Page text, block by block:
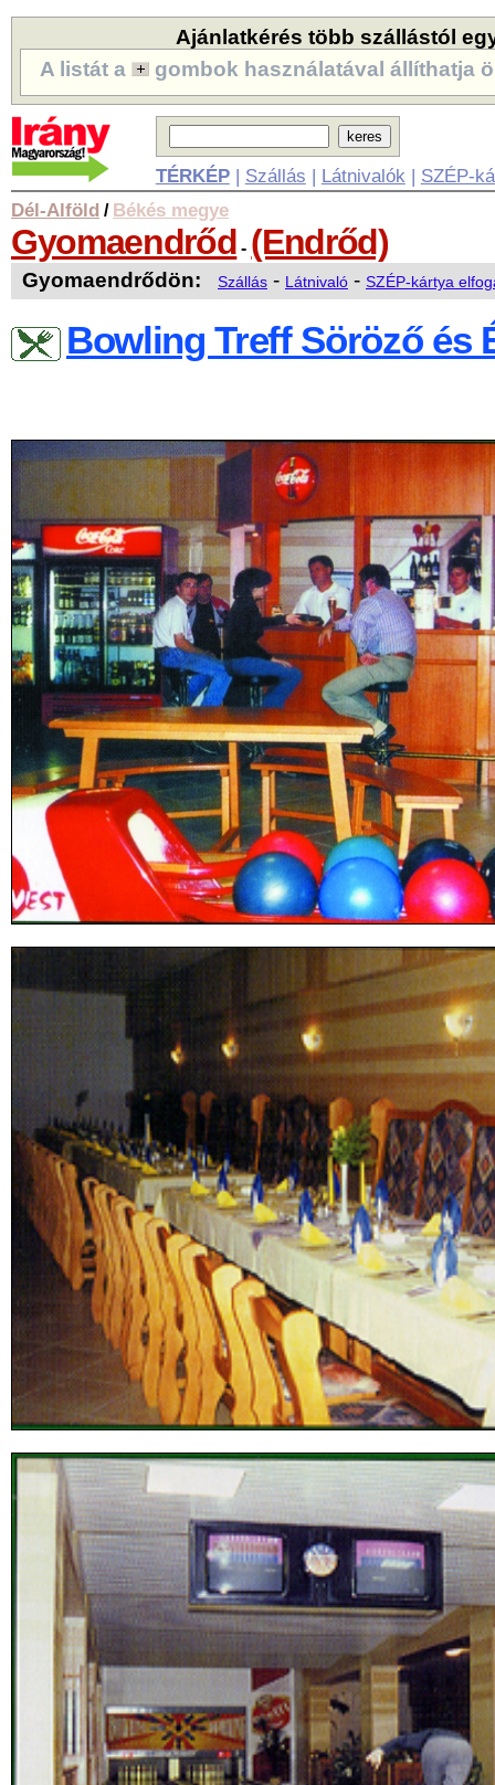
Ajánlatkérés több szállástól
A listát a
gombok használatával állíthatja
TÉRKÉP| Szállás | Látnivalók | SZÉP-
Dél-Alföld / Békés megye
Gyomaendrőd - (Endrőd)
Gyomaendrődön: Szállás - Látnivaló - SZÉP-kártya
Bowling Treff Söröző és